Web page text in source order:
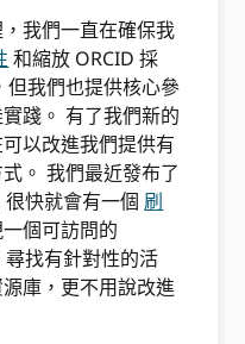
我們一直在確保我
和縮放 ORCID 採
但我們也提供核心參
踐。 有了我們新的
以改進我們提供有
。 我們最近發布了
很快就會有一個 刷
個可訪問的
找有針對性的活
庫，更不用說改進